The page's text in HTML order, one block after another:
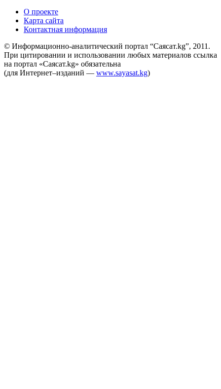
О проекте
Карта сайта
Контактная информация
© Информационно-аналитический портал “Саясат.kg”, 2011.
При цитировании и использовании любых материалов ссылка
на портал «Саясат.kg» обязательна
(для Интернет–изданий — www.sayasat.kg)